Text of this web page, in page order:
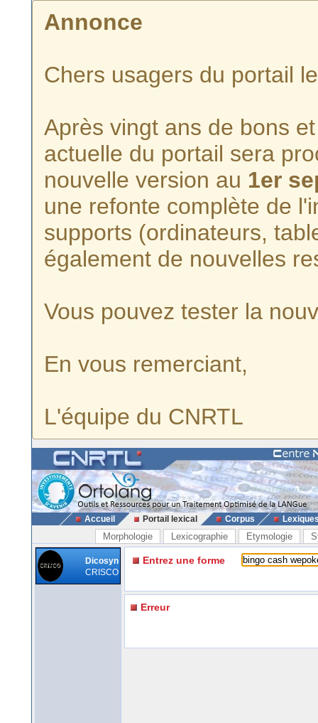
Annonce
Chers usagers du portail
Après vingt ans de bons
actuelle du portail sera
nouvelle version au 1er
une refonte complète de
supports (ordinateurs,
également de nouvelles
Vous pouvez tester la
En vous remerciant,
L'équipe du CNRTL
Accueil Portail lexical Corpus
Morphologie Lexicographie Etymologie
Dicosyn
CRISCO
Entrez une forme
Erreur